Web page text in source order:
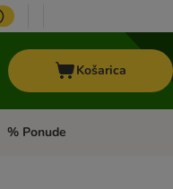
Košarica
Pregled kategorija: Top marke
% Ponude